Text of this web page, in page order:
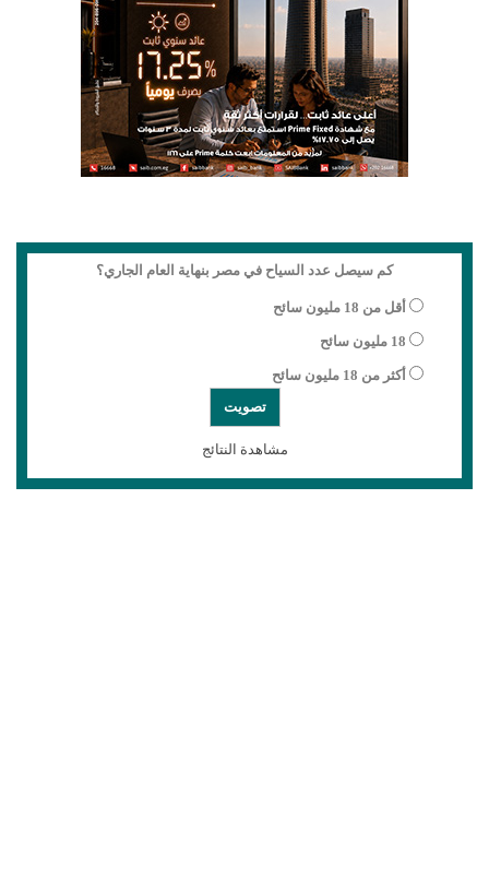
كم سيصل عدد السياح في مصر بنهاية العام الجاري؟
أقل من 18 مليون سائح
18 مليون سائح
أكثر من 18 مليون سائح
مشاهدة النتائج